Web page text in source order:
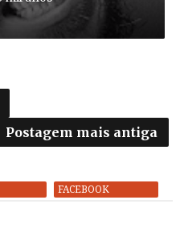
Postagem mais antiga
FACEBOOK